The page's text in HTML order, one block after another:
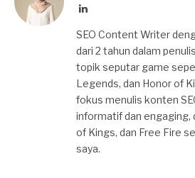
LinkedIn
SEO Content Writer
dari 2 tahun dalam
topik seputar game
Legends, dan Honor of
fokus menulis konten
informatif dan engaging,
of Kings, dan Free Fire
saya.